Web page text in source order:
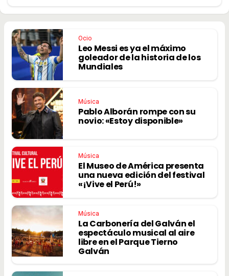
Ocio
Leo Messi es ya el máximo
goleador de la historia de los
Mundiales
Música
Pablo Alborán rompe con su
novio: «Estoy disponible»
Música
El Museo de América presenta
una nueva edición del festival
«¡Vive el Perú!»
Música
La Carbonería del Galván el
espectáculo musical al aire
libre en el Parque Tierno
Galván